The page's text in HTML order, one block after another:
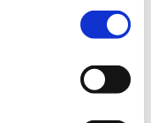
niezły status
się wzajemne
nuda i rutyna. Gdy